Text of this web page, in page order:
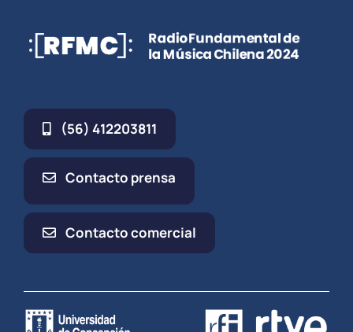
(56) 412203811
Contacto prensa
Contacto comercial